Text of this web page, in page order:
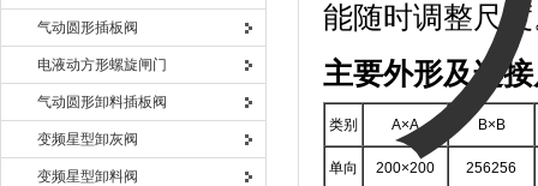
气动圆形插板阀
电液动方形螺旋闸门
气动圆形卸料插板阀
变频星型卸灰阀
变频星型卸料阀
能随时调整尺
主要外形及连
类别 A×A B×B
单向 200×200 256256